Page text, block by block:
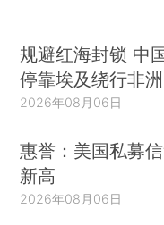
规避红海封锁 中
停靠埃及绕行非洲
2026年08月06日
惠誉：美国私募
新高
2026年08月06日